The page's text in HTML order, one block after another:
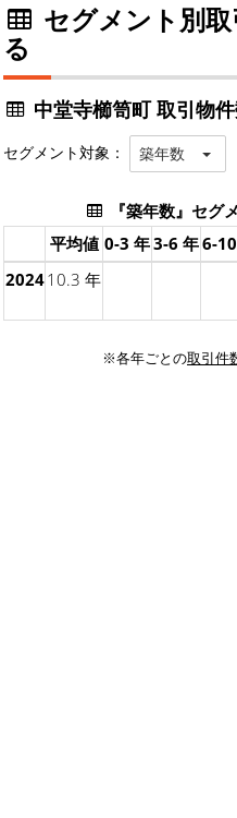
セグメント別
る
中堂寺櫛笥町 取引物
セグメント対象： 築年数
『築年数』セグ
平均値 0-3 年3-6 年6-
202410.3 年
※各年ごとの取引件